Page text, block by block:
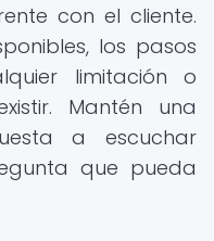
con el cliente.
los pasos
limitación o
Mantén una
a escuchar
que pueda